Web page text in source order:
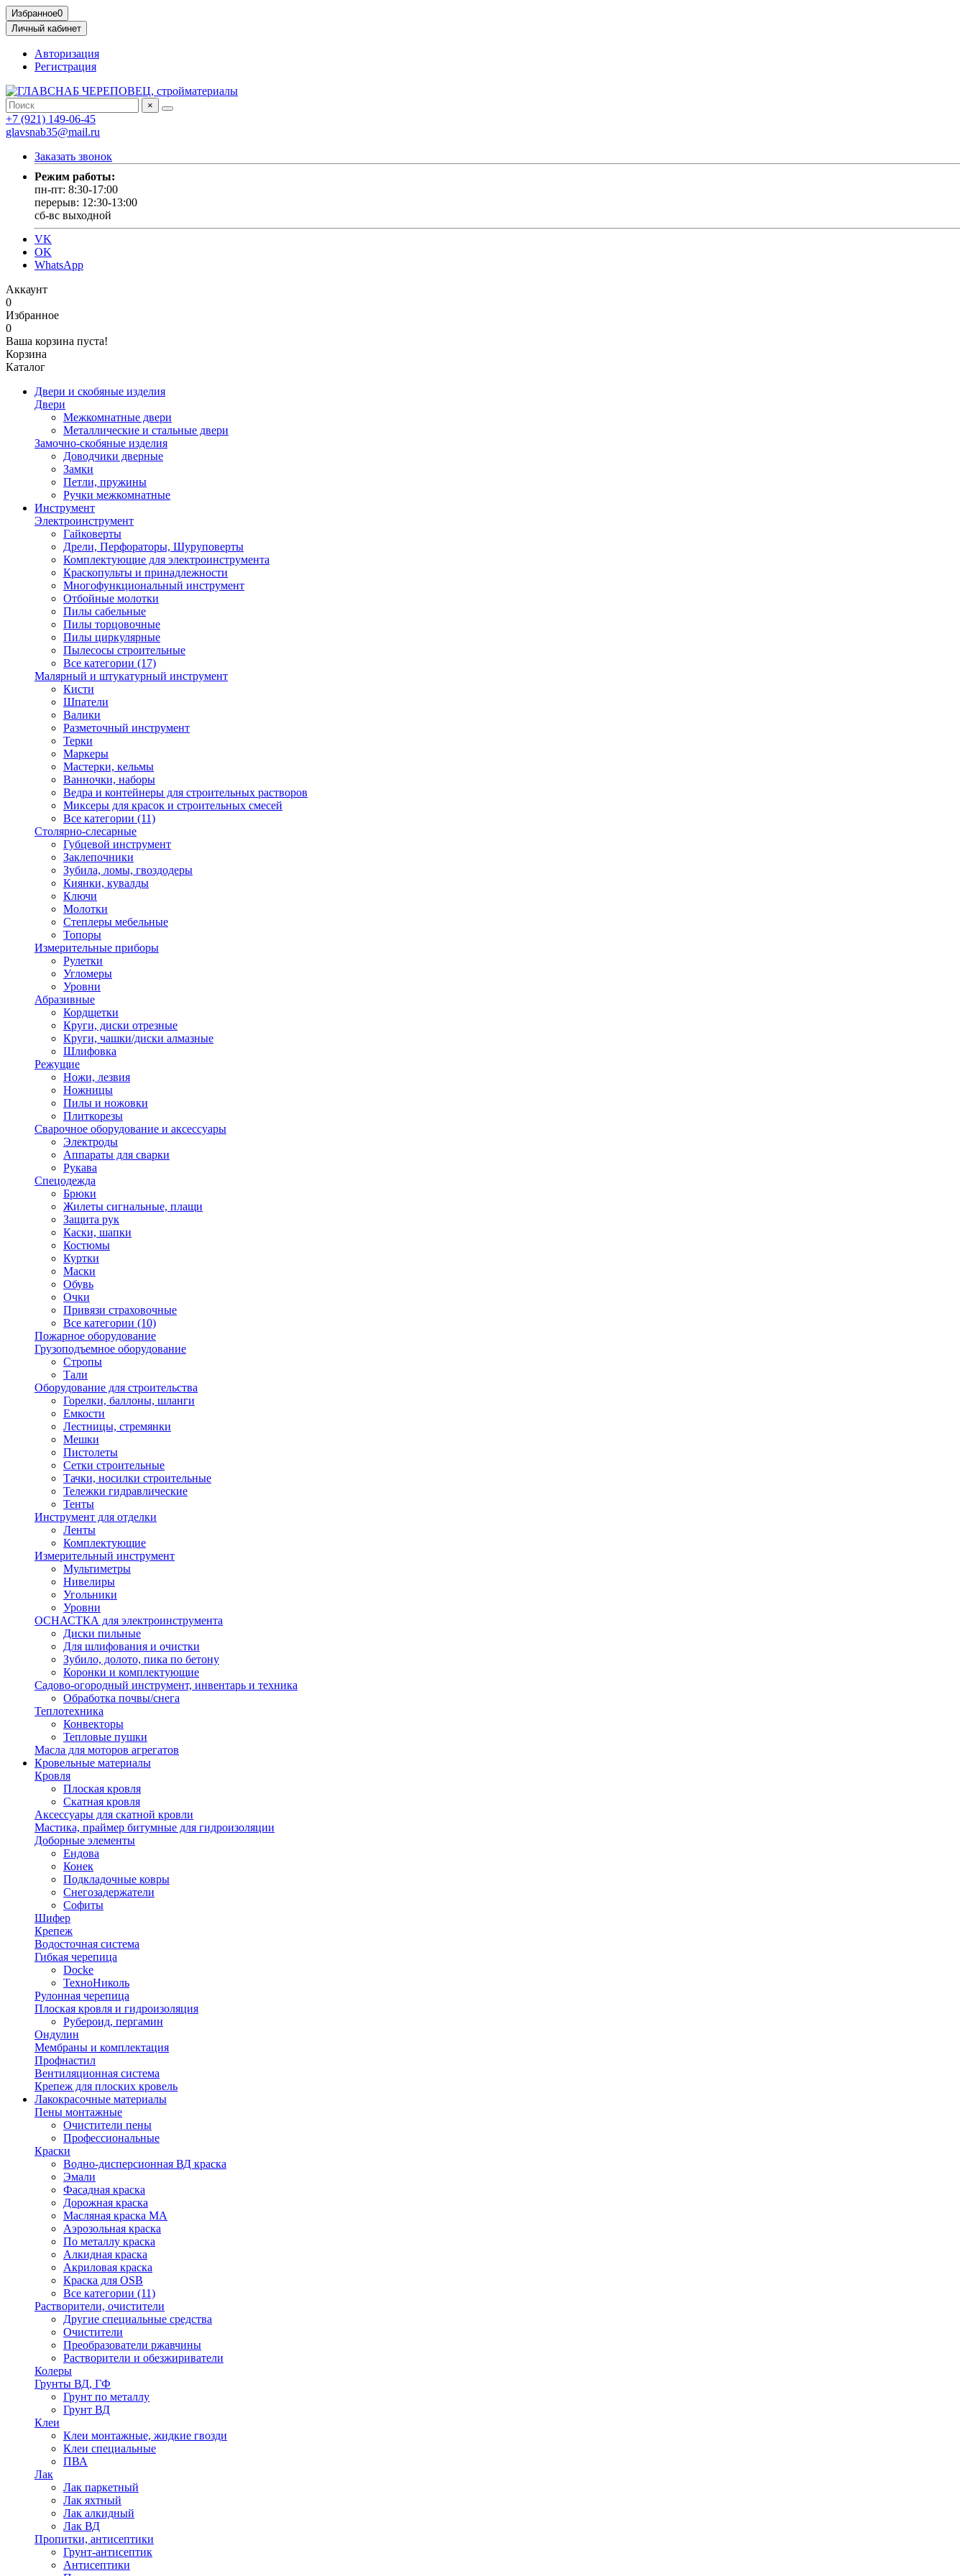
Избранное0
Личный кабинет
Авторизация
Регистрация
×
+7 (921) 149-06-45
glavsnab35@mail.ru
Заказать звонок
Режим работы:
пн-пт: 8:30-17:00
перерыв: 12:30-13:00
сб-вс выходной
VK
OK
WhatsApp
Аккаунт
0
Избранное
0
Ваша корзина пуста!
Корзина
Каталог
Двери и скобяные изделия
Двери
Межкомнатные двери
Металлические и стальные двери
Замочно-скобяные изделия
Доводчики дверные
Замки
Петли, пружины
Ручки межкомнатные
Инструмент
Электроинструмент
Гайковерты
Дрели, Перфораторы, Шуруповерты
Комплектующие для электроинструмента
Краскопульты и принадлежности
Многофункциональный инструмент
Отбойные молотки
Пилы сабельные
Пилы торцовочные
Пилы циркулярные
Пылесосы строительные
Все категории (17)
Малярный и штукатурный инструмент
Кисти
Шпатели
Валики
Разметочный инструмент
Терки
Маркеры
Мастерки, кельмы
Ванночки, наборы
Ведра и контейнеры для строительных растворов
Миксеры для красок и строительных смесей
Все категории (11)
Столярно-слесарные
Губцевой инструмент
Заклепочники
Зубила, ломы, гвоздодеры
Киянки, кувалды
Ключи
Молотки
Степлеры мебельные
Топоры
Измерительные приборы
Рулетки
Угломеры
Уровни
Абразивные
Кордщетки
Круги, диски отрезные
Круги, чашки/диски алмазные
Шлифовка
Режущие
Ножи, лезвия
Ножницы
Пилы и ножовки
Плиткорезы
Сварочное оборудование и аксессуары
Электроды
Аппараты для сварки
Рукава
Спецодежда
Брюки
Жилеты сигнальные, плащи
Защита рук
Каски, шапки
Костюмы
Куртки
Маски
Обувь
Очки
Привязи страховочные
Все категории (10)
Пожарное оборудование
Грузоподъемное оборудование
Стропы
Тали
Оборудование для строительства
Горелки, баллоны, шланги
Емкости
Лестницы, стремянки
Мешки
Пистолеты
Сетки строительные
Тачки, носилки строительные
Тележки гидравлические
Тенты
Инструмент для отделки
Ленты
Комплектующие
Измерительный инструмент
Мультиметры
Нивелиры
Угольники
Уровни
ОСНАСТКА для электроинструмента
Диски пильные
Для шлифования и очистки
Зубило, долото, пика по бетону
Коронки и комплектующие
Садово-огородный инструмент, инвентарь и техника
Обработка почвы/снега
Теплотехника
Конвекторы
Тепловые пушки
Масла для моторов агрегатов
Кровельные материалы
Кровля
Плоская кровля
Скатная кровля
Аксессуары для скатной кровли
Мастика, праймер битумные для гидроизоляции
Доборные элементы
Ендова
Конек
Подкладочные ковры
Снегозадержатели
Софиты
Шифер
Крепеж
Водосточная система
Гибкая черепица
Docke
ТехноНиколь
Рулонная черепица
Плоская кровля и гидроизоляция
Рубероид, пергамин
Ондулин
Мембраны и комплектация
Профнастил
Вентиляционная система
Крепеж для плоских кровель
Лакокрасочные материалы
Пены монтажные
Очистители пены
Профессиональные
Краски
Водно-дисперсионная ВД краска
Эмали
Фасадная краска
Дорожная краска
Масляная краска МА
Аэрозольная краска
По металлу краска
Алкидная краска
Акриловая краска
Краска для OSB
Все категории (11)
Растворители, очистители
Другие специальные средства
Очистители
Преобразователи ржавчины
Растворители и обезжириватели
Колеры
Грунты ВД, ГФ
Грунт по металлу
Грунт ВД
Клеи
Клеи монтажные, жидкие гвозди
Клеи специальные
ПВА
Лак
Лак паркетный
Лак яхтный
Лак алкидный
Лак ВД
Пропитки, антисептики
Грунт-антисептик
Антисептики